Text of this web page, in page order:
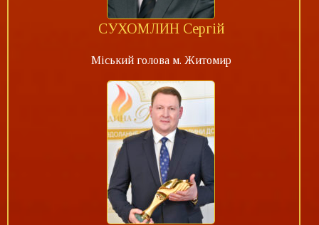
СУХОМЛИН Сергій
Міський голова м. Житомир